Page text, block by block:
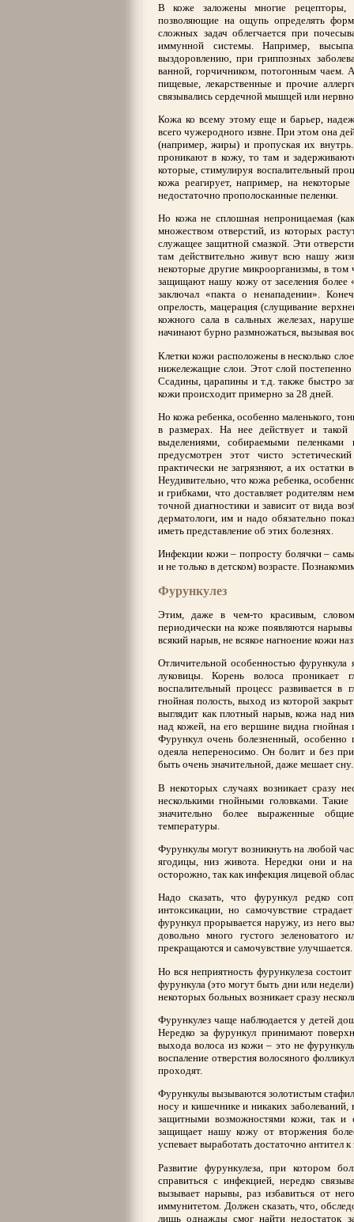
В коже заложены многие рецепторы,
позволяющие на ощупь определять
сложных задач облегчается при
иммунной системы. Например,
выздоровлению, при гриппозных
ванной, горчичником, потогонным чаем.
пищевые, лекарственные и прочие
связывались сердечной мышцей или
Кожа ко всему этому еще и барьер,
всего чужеродного извне. При этом она
(например, жиры) и пропуская их
проникают в кожу, то там и
которые, стимулируя воспалительный
кожа реагирует, например, на
недостаточно прополосканные пеленки.
Но кожа не сплошная непроницаемая
множеством отверстий, из которых
служащее защитной смазкой. Эти
там действительно живут всю нашу
некоторые другие микроорганизмы, в
защищают нашу кожу от заселения более
заключал «пакта о ненападении».
опрелость, мацерация (слущивание
кожного сала в сальных железах,
начинают бурно размножаться, вызывая
Клетки кожи расположены в несколько
нижележащие слои. Этот слой
Ссадины, царапины и т.д. также быстро
кожи происходит примерно за 28 дней.
Но кожа ребенка, особенно маленького,
в размерах. На нее действует и такой
выделениями, собираемыми
предусмотрен этот чисто
практически не загрязняют, а их остатки
Неудивительно, что кожа ребенка,
и грибками, что доставляет родителям
точной диагностики и зависит от вида
дерматологи, им и надо обязательно
иметь представление об этих болезнях.
Инфекции кожи – попросту болячки –
и не только в детском) возрасте.
Фурункулез
Этим, даже в чем-то красивым, словом
периодически на коже появляются
всякий нарыв, не всякое нагноение кожи
Отличительной особенностью фурункула
луковицы. Корень волоса проникает
воспалительный процесс развивается в
гнойная полость, выход из которой
выглядит как плотный нарыв, кожа над
над кожей, на его вершине видна гнойная
Фурункул очень болезненный,
одеяла непереносимо. Он болит и без
быть очень значительной, даже мешает сну.
В некоторых случаях возникает сразу
несколькими гнойными головками.
значительно более выраженные
температуры.
Фурункулы могут возникнуть на любой
ягодицы, низ живота. Нередки они и
осторожно, так как инфекция лицевой
Надо сказать, что фурункул редко
интоксикации, но самочувствие
фурункул прорывается наружу, из него
довольно много густого
прекращаются и самочувствие улучшается.
Но вся неприятность фурункулеза
фурункула (это могут быть дни или
некоторых больных возникает сразу
Фурункулез чаще наблюдается у детей
Нередко за фурункул принимают
выхода волоса из кожи – это не
воспаление отверстия волосяного
проходят.
Фурункулы вызываются золотистым
носу и кишечнике и никаких заболеваний,
защитными возможностями кожи, так и
защищает нашу кожу от вторжения
успевает выработать достаточно антител
Развитие фурункулеза, при котором
справиться с инфекцией, нередко
вызывает нарывы, раз избавиться от
иммунитетом. Должен сказать, что,
лишь однажды смог найти недостаток